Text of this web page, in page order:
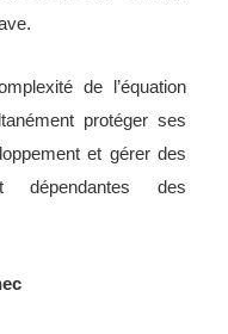
de l’équation
protéger ses
et gérer des
dépendantes des